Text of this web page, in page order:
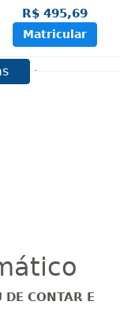
R$ 495,69
Matricular
R$ 594,81
R$ 892,23
DE CONTAR E